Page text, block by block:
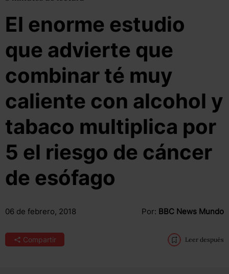
El enorme estudio
que advierte que
combinar té muy
caliente con alcohol y
tabaco multiplica por
5 el riesgo de cáncer
de esófago
06 de febrero, 2018 Por: BBC News Mundo
Compartir Leer después